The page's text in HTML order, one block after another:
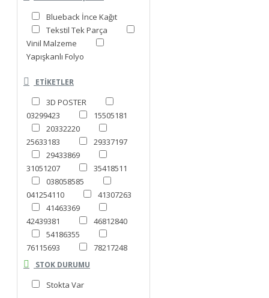
Blueback İnce Kağıt
Tekstil Tek Parça
Vinil Malzeme
Yapışkanlı Folyo
ETIKETLER
3D POSTER
03299423
15505181
20332220
25633183
29337197
29433869
31051207
35418511
038058585
041254110
41307263
41463369
42439381
46812840
54186355
76115693
78217248
81105924
98082172
STOK DURUMU
Stokta Var